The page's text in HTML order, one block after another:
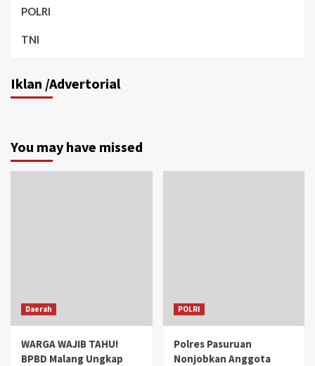
POLRI
TNI
Iklan /Advertorial
You may have missed
Daerah
WARGA WAJIB TAHU!
BPBD Malang Ungkap
POLRI
Polres Pasuruan
Nonjobkan Anggota